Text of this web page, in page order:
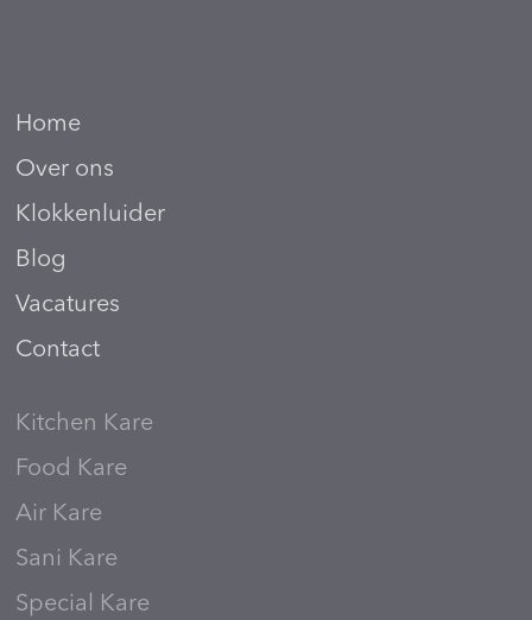
Home
Over ons
Klokkenluider
Blog
Vacatures
Contact
Kitchen Kare
Food Kare
Air Kare
Sani Kare
Special Kare